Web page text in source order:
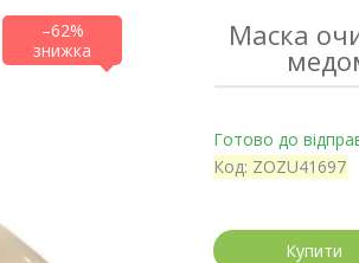
–62% Маска
Готово до
Код: ZOZU41697
Купити